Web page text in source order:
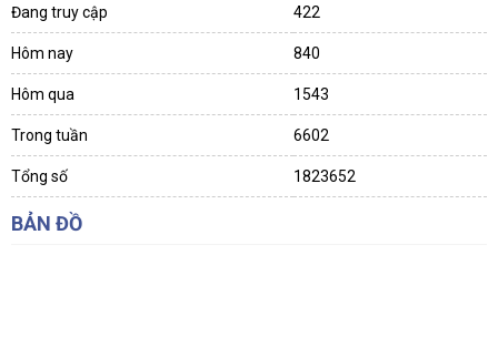
Đang truy cập 422
Hôm nay 840
Hôm qua 1543
Trong tuần 6602
Tổng số 1823652
BẢN ĐỒ